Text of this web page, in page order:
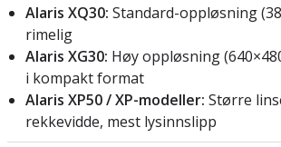
Alaris XQ30: Standard-oppløsning
rimelig
Alaris XG30: Høy oppløsning
i kompakt format
Alaris XP50 / XP-modeller: Større
rekkevidde, mest lysinnslipp